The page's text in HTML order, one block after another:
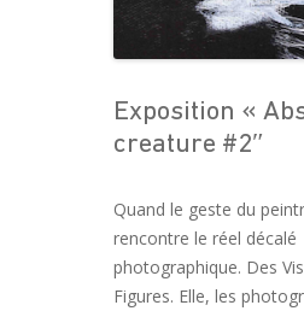
Exposition «
creature #2″
Quand le geste du
rencontre le réel décalé
photographique. Des
Figures. Elle, les